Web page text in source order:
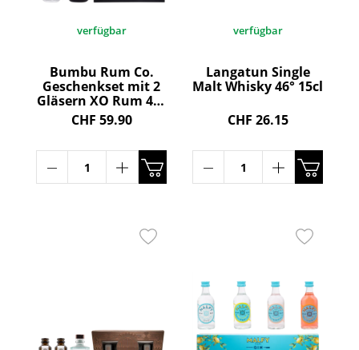
verfügbar
Bumbu Rum Co.
Geschenkset mit 2
Gläsern XO Rum 40°
70cl
CHF 59.90
verfügbar
Langatun Single
Malt Whisky 46° 15cl
CHF 26.15